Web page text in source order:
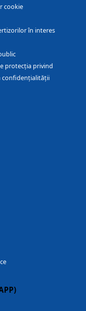
cookie
în interes
protecția privind
confidențialității